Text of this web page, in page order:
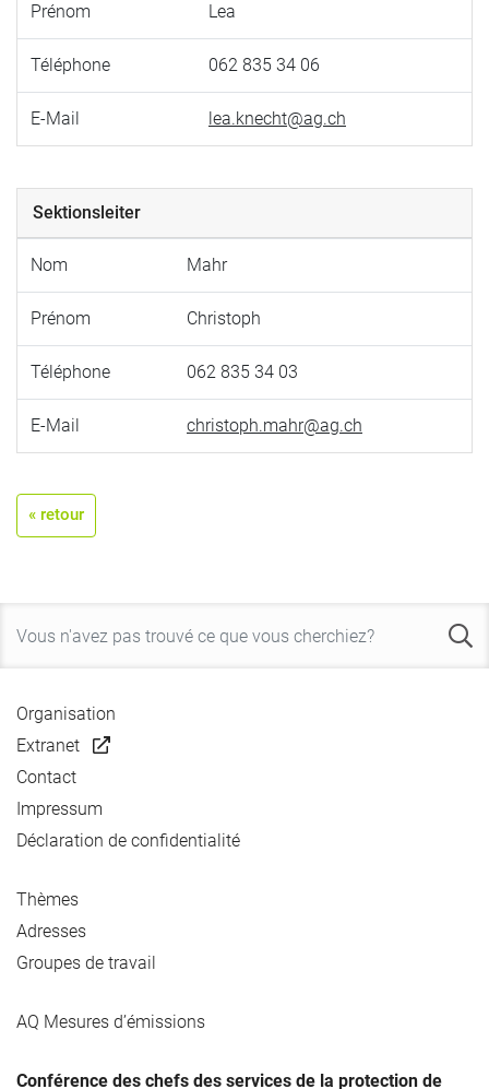
Prénom Lea
Téléphone 062 835 34 06
E-Mail lea.knecht@ag.ch
Sektionsleiter
Nom Mahr
Prénom Christoph
Téléphone 062 835 34 03
E-Mail christoph.mahr@ag.ch
« retour
Organisation
Extranet
Contact
Impressum
Déclaration de confidentialité
Thèmes
Adresses
Groupes de travail
AQ Mesures d’émissions
Conférence des chefs des services de la protection de